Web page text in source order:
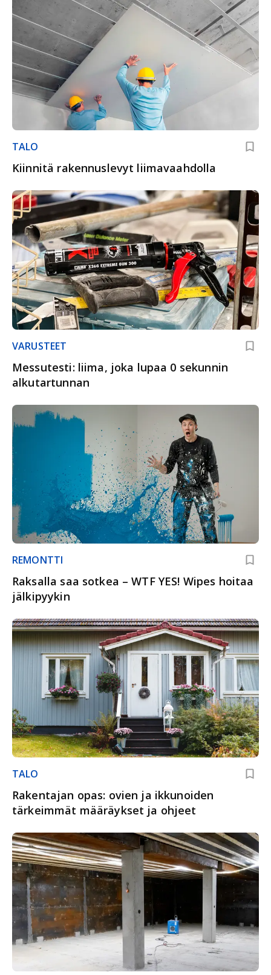
TALO
Kiinnitä rakennuslevyt liimavaahdolla
VARUSTEET
Messutesti: liima, joka lupaa 0 sekunnin
alkutartunnan
REMONTTI
Raksalla saa sotkea – WTF YES! Wipes hoitaa
jälkipyykin
TALO
Rakentajan opas: ovien ja ikkunoiden
tärkeimmät määräykset ja ohjeet